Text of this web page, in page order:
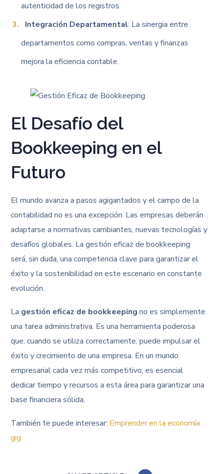
autenticidad de los registros.
Integración Departamental: La sinergia entre
departamentos como compras, ventas y finanzas
mejora la eficiencia contable.
El Desafío del
Bookkeeping en el
Futuro
El mundo avanza a pasos agigantados y el campo de la
contabilidad no es una excepción. Las empresas deberán
adaptarse a normativas cambiantes, nuevas tecnologías y
desafíos globales. La gestión eficaz de bookkeeping
será, sin duda, una competencia clave para garantizar el
éxito y la sostenibilidad en este escenario en constante
evolución.
La gestión eficaz de bookkeeping no es simplemente
una tarea administrativa. Es una herramienta poderosa
que, cuando se utiliza correctamente, puede impulsar el
éxito y crecimiento de una empresa. En un mundo
empresarial cada vez más competitivo, es esencial
dedicar tiempo y recursos a esta área para garantizar una
base financiera sólida.
También te puede interesar: Emprender en la economía
gig